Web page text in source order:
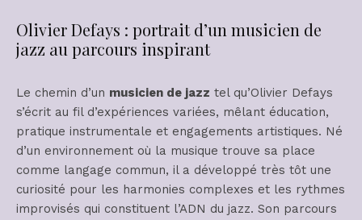
Olivier Defays : portrait d’un musicien de
jazz au parcours inspirant
Le chemin d’un musicien de jazz tel qu’Olivier Defays
s’écrit au fil d’expériences variées, mêlant éducation,
pratique instrumentale et engagements artistiques. Né
d’un environnement où la musique trouve sa place
comme langage commun, il a développé très tôt une
curiosité pour les harmonies complexes et les rythmes
improvisés qui constituent l’ADN du jazz. Son parcours